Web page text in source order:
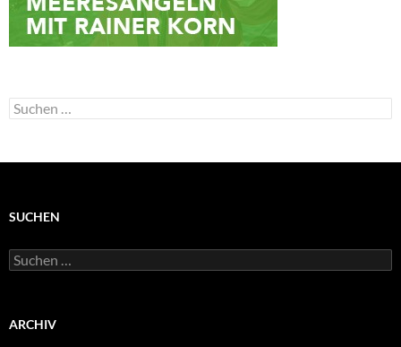
Suchen
nach:
SUCHEN
Suchen
nach:
ARCHIV